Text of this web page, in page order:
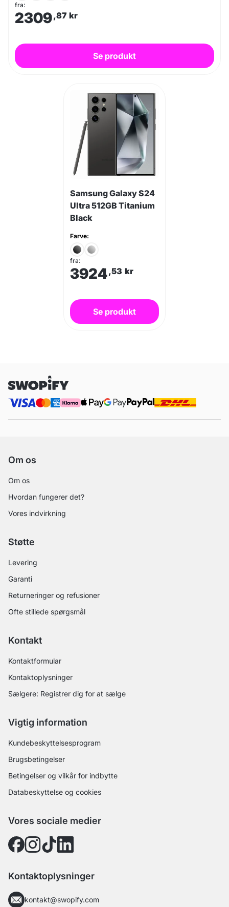
fra:
2309,87 kr
Se produkt
Samsung Galaxy S24
Ultra 512GB Titanium
Black
Farve:
fra:
3924,53 kr
Se produkt
Om os
Om os
Hvordan fungerer det?
Vores indvirkning
Støtte
Levering
Garanti
Returneringer og refusioner
Ofte stillede spørgsmål
Kontakt
Kontaktformular
Kontaktoplysninger
Sælgere: Registrer dig for at sælge
Vigtig information
Kundebeskyttelsesprogram
Brugsbetingelser
Betingelser og vilkår for indbytte
Databeskyttelse og cookies
Vores sociale medier
Kontaktoplysninger
kontakt@swopify.com